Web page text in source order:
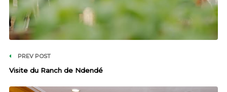
PREV POST
Visite du Ranch de Ndendé